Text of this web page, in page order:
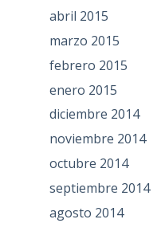
abril 2015
marzo 2015
febrero 2015
enero 2015
diciembre 2014
noviembre 2014
octubre 2014
septiembre 2014
agosto 2014